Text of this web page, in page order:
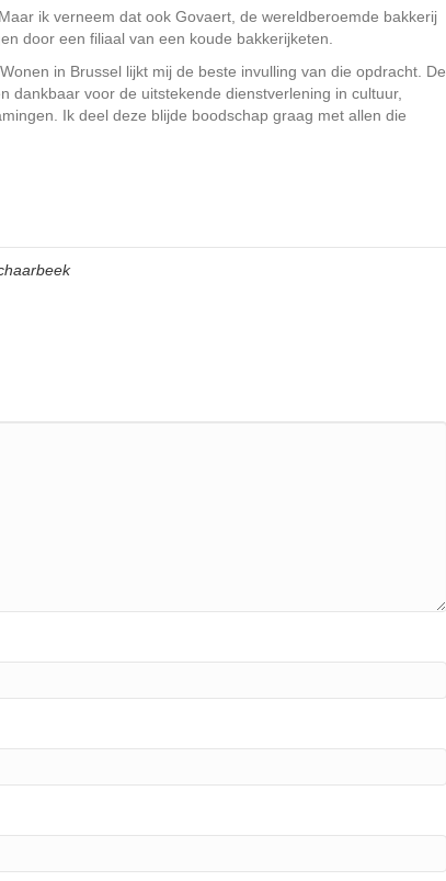
ik verneem dat ook Govaert, de wereldberoemde bakkerij
door een filiaal van een koude bakkerijketen.
in Brussel lijkt mij de beste invulling van die opdracht. De
dankbaar voor de uitstekende dienstverlening in cultuur,
Ik deel deze blijde boodschap graag met allen die